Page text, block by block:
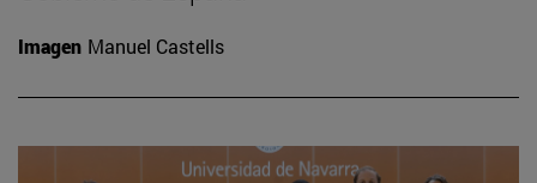
Imagen Manuel Castells